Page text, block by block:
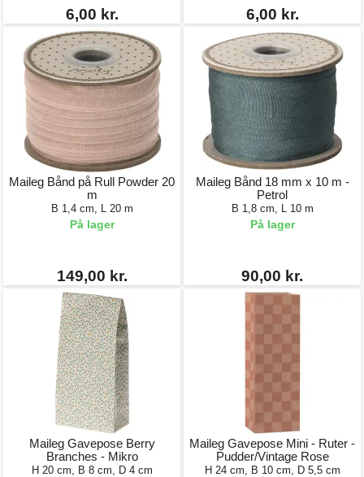
6,00 kr. 6,00 kr.
Maileg Bånd på Rull Powder 20
m
B 1,4 cm, L 20 m
På lager
149,00 kr.
Maileg Bånd 18 mm x 10 m -
Petrol
B 1,8 cm, L 10 m
På lager
90,00 kr.
Maileg Gavepose Berry
Branches - Mikro
H 20 cm, B 8 cm, D 4 cm
Maileg Gavepose Mini - Ruter -
Pudder/Vintage Rose
H 24 cm, B 10 cm, D 5,5 cm